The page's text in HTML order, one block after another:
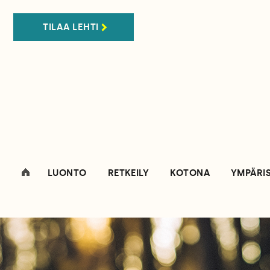
TILAA LEHTI
LUONTO RETKEILY KOTONA